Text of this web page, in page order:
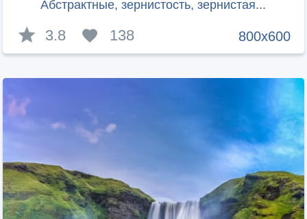
Абстрактные, зернистость, зернистая...
800x600
3.8 138